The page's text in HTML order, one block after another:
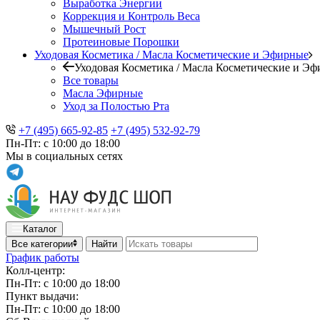
Выработка Энергии
Коррекция и Контроль Веса
Мышечный Рост
Протеиновые Порошки
Уходовая Косметика / Масла Косметические и Эфирные
Уходовая Косметика / Масла Косметические и
Все товары
Масла Эфирные
Уход за Полостью Рта
+7 (495) 665-92-85 +7 (495) 532-92-79
Пн-Пт: с 10:00 до 18:00
Мы в социальных сетях
Каталог
Все категории
Найти
График работы
Колл-центр:
Пн-Пт: с 10:00 до 18:00
Пункт выдачи:
Пн-Пт: с 10:00 до 18:00